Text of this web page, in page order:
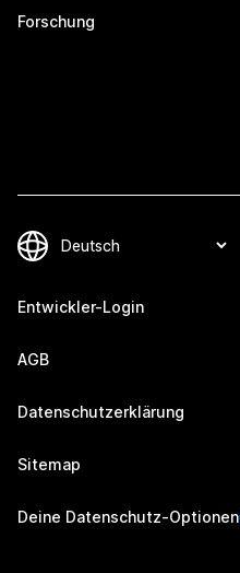
Forschung
Entwickler-Login
AGB
Datenschutzerklärung
Sitemap
Deine Datenschutz-Optionen